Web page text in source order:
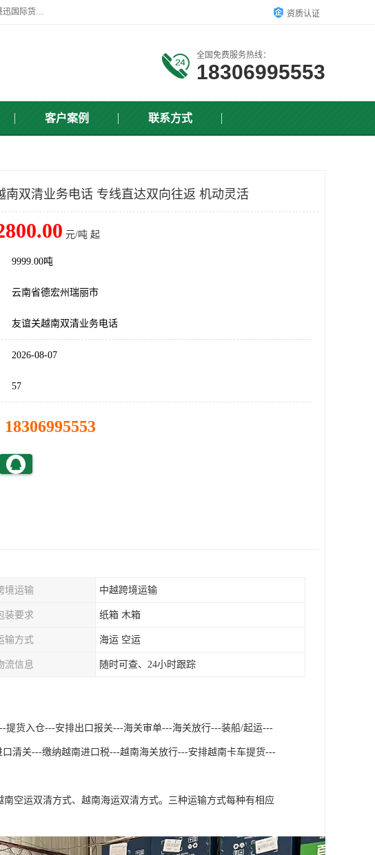
云南晟迅国际货运代理有限公司提供瑞丽口岸、磨憨口岸、腾冲口岸报关、报检，缅甸、老挝物流清关报价、价格、厂家直销服务，云南晟迅国际货运代理有限公司，由一支精通业务、经验丰富、责任心强的专业团队组建于,云南晟迅国际货运代理有限公司商铺。 资质认证
全国免费服务热线：
18306995553
客户案例 联系方式
南双清业务电话 专线直达双向往返 机动灵活
元/吨 起
9999.00吨
云南省德宏州瑞丽市
友谊关越南双清业务电话
2026-08-07
57
18306995553
境运输 中越跨境运输
装要求 纸箱 木箱
输方式 海运 空运
流信息 随时可查、24小时跟踪
货入仓---安排出口报关---海关审单---海关放行---装船/起运---
清关---缴纳越南进口税---越南海关放行---安排越南卡车提货---
空运双清方式、越南海运双清方式。三种运输方式每种有相应